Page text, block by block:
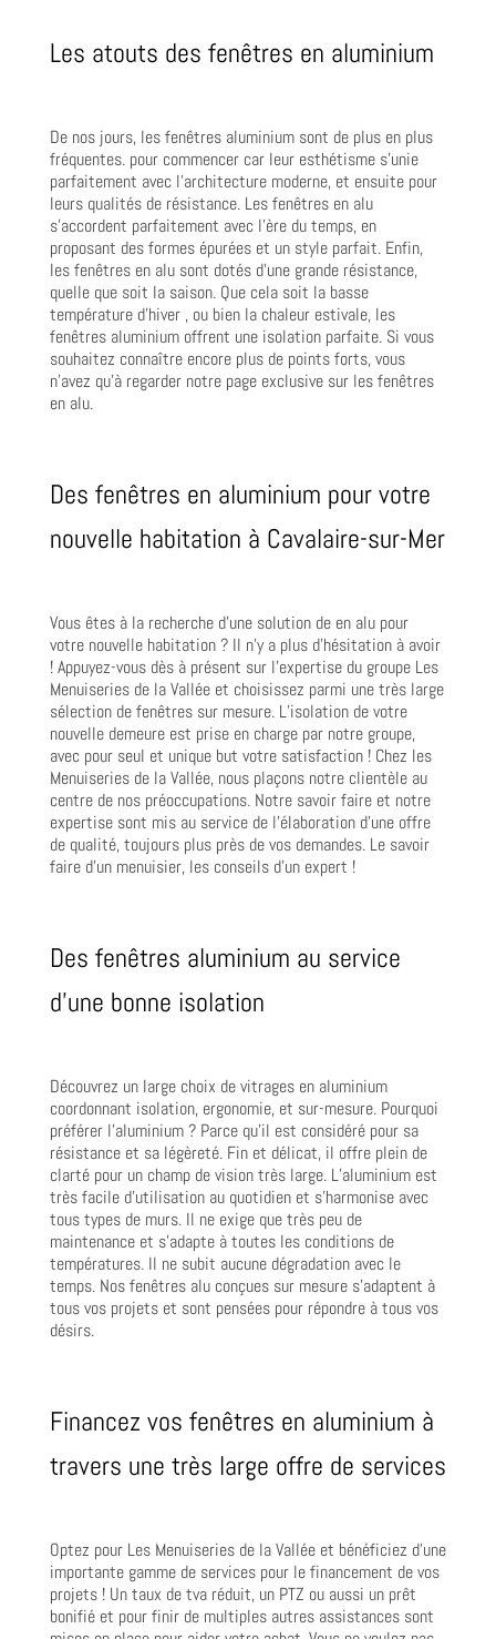
Les atouts des fenêtres en aluminium
De nos jours, les fenêtres aluminium sont de plus en plus
fréquentes. pour commencer car leur esthétisme s’unie
parfaitement avec l’architecture moderne, et ensuite pour
leurs qualités de résistance. Les fenêtres en alu
s’accordent parfaitement avec l’ère du temps, en
proposant des formes épurées et un style parfait. Enfin,
les fenêtres en alu sont dotés d’une grande résistance,
quelle que soit la saison. Que cela soit la basse
température d’hiver , ou bien la chaleur estivale, les
fenêtres aluminium offrent une isolation parfaite. Si vous
souhaitez connaître encore plus de points forts, vous
n’avez qu’à regarder notre page exclusive sur les fenêtres
en alu.
Des fenêtres en aluminium pour votre
nouvelle habitation à Cavalaire-sur-Mer
Vous êtes à la recherche d’une solution de en alu pour
votre nouvelle habitation ? Il n’y a plus d’hésitation à avoir
! Appuyez-vous dès à présent sur l’expertise du groupe Les
Menuiseries de la Vallée et choisissez parmi une très large
sélection de fenêtres sur mesure. L’isolation de votre
nouvelle demeure est prise en charge par notre groupe,
avec pour seul et unique but votre satisfaction ! Chez les
Menuiseries de la Vallée, nous plaçons notre clientèle au
centre de nos préoccupations. Notre savoir faire et notre
expertise sont mis au service de l’élaboration d’une offre
de qualité, toujours plus près de vos demandes. Le savoir
faire d’un menuisier, les conseils d’un expert !
Des fenêtres aluminium au service
d’une bonne isolation
Découvrez un large choix de vitrages en aluminium
coordonnant isolation, ergonomie, et sur-mesure. Pourquoi
préférer l’aluminium ? Parce qu’il est considéré pour sa
résistance et sa légèreté. Fin et délicat, il offre plein de
clarté pour un champ de vision très large. L’aluminium est
très facile d’utilisation au quotidien et s’harmonise avec
tous types de murs. Il ne exige que très peu de
maintenance et s’adapte à toutes les conditions de
températures. Il ne subit aucune dégradation avec le
temps. Nos fenêtres alu conçues sur mesure s’adaptent à
tous vos projets et sont pensées pour répondre à tous vos
désirs.
Financez vos fenêtres en aluminium à
travers une très large offre de services
Optez pour Les Menuiseries de la Vallée et bénéficiez d’une
importante gamme de services pour le financement de vos
projets ! Un taux de tva réduit, un PTZ ou aussi un prêt
bonifié et pour finir de multiples autres assistances sont